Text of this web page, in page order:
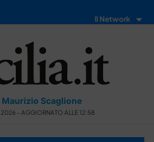
Il Network
Maurizio Scaglione
2026 - AGGIORNATO ALLE 12:58